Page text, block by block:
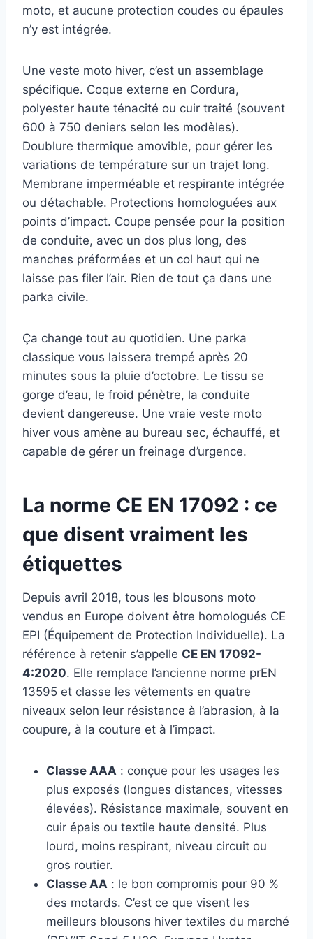
Night Eye™ pour améliorer la visibilité de nuit
Protection et renforts Protections RISC CE aux
dorsale RISC optionnelle non fournie Belt Loop™
empêchant la veste de se remonter en cas de chute
pour maintenir la couverture du haut du corps
Certifiée EN17092 A pour conformité aux exigences
de sécurité des vêtements moto
moto, et aucune protection coudes ou épaules
n’y est intégrée.
Une veste moto hiver, c’est un assemblage
spécifique. Coque externe en Cordura,
polyester haute ténacité ou cuir traité (souvent
600 à 750 deniers selon les modèles).
Doublure thermique amovible, pour gérer les
variations de température sur un trajet long.
Membrane imperméable et respirante intégrée
ou détachable. Protections homologuées aux
points d’impact. Coupe pensée pour la position
de conduite, avec un dos plus long, des
manches préformées et un col haut qui ne
laisse pas filer l’air. Rien de tout ça dans une
parka civile.
Ça change tout au quotidien. Une parka
classique vous laissera trempé après 20
minutes sous la pluie d’octobre. Le tissu se
gorge d’eau, le froid pénètre, la conduite
devient dangereuse. Une vraie veste moto
hiver vous amène au bureau sec, échauffé, et
capable de gérer un freinage d’urgence.
La norme CE EN 17092 : ce
que disent vraiment les
étiquettes
Depuis avril 2018, tous les blousons moto
vendus en Europe doivent être homologués CE
EPI (Équipement de Protection Individuelle). La
référence à retenir s’appelle CE EN 17092-
4:2020. Elle remplace l’ancienne norme prEN
13595 et classe les vêtements en quatre
niveaux selon leur résistance à l’abrasion, à la
coupure, à la couture et à l’impact.
Classe AAA : conçue pour les usages les
plus exposés (longues distances, vitesses
élevées). Résistance maximale, souvent en
cuir épais ou textile haute densité. Plus
lourd, moins respirant, niveau circuit ou
gros routier.
Classe AA : le bon compromis pour 90 %
des motards. C’est ce que visent les
meilleurs blousons hiver textiles du marché